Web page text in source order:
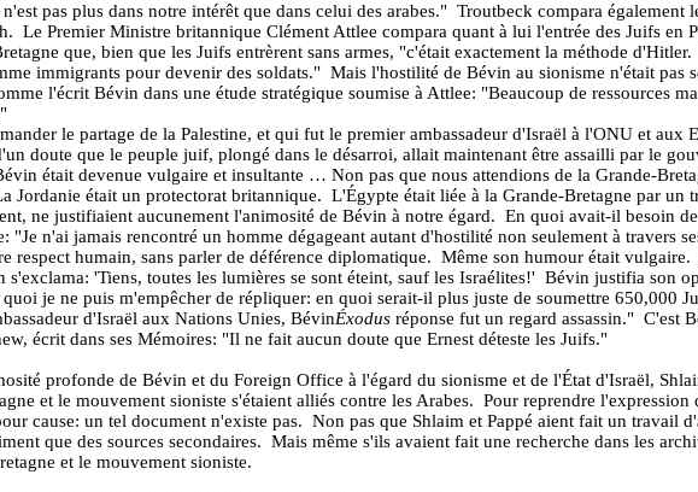
pas plus dans notre intérêt que dans celui des arabes." Troutbeck compara également
Le Premier Ministre britannique Clément Attlee compara quant à lui l'entrée des Juifs en
que, bien que les Juifs entrèrent sans armes, "c'était exactement la méthode d'Hitler.
immigrants pour devenir des soldats." Mais l'hostilité de Bévin au sionisme n'était pas
l'écrit Bévin dans une étude stratégique soumise à Attlee: "Beaucoup de ressources
le partage de la Palestine, et qui fut le premier ambassadeur d'Israël à l'ONU et aux
doute que le peuple juif, plongé dans le désarroi, allait maintenant être assailli par le
était devenue vulgaire et insultante … Non pas que nous attendions de la Grande-
Jordanie était un protectorat britannique. L'Égypte était liée à la Grande-Bretagne par un
ne justifiaient aucunement l'animosité de Bévin à notre égard. En quoi avait-il besoin
"Je n'ai jamais rencontré un homme dégageant autant d'hostilité non seulement à travers
respect humain, sans parler de déférence diplomatique. Même son humour était vulgaire.
'Tiens, toutes les lumières se sont éteint, sauf les Israélites!' Bévin justifia son
quoi je ne puis m'empêcher de répliquer: en quoi serait-il plus juste de soumettre 650,000
réponse fut un regard assassin." C'est
Éxodus
d'Israël aux Nations Unies, Bévin
écrit dans ses Mémoires: "Il ne fait aucun doute que Ernest déteste les Juifs."
profonde de Bévin et du Foreign Office à l'égard du sionisme et de l'État d'Israël,
et le mouvement sioniste s'étaient alliés contre les Arabes. Pour reprendre
cause: un tel document n'existe pas. Non pas que Shlaim et Pappé aient fait un travail
que des sources secondaires. Mais même s'ils avaient fait une recherche dans les
et le mouvement sioniste.